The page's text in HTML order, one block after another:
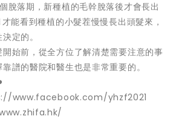
脫落期，新種植的毛幹脫落後才會長出
能看到種植的小髮茬慢慢長出頭髮來，
定的。
始前，從全方位了解清楚需要注意的事
譜的醫院和醫生也是非常重要的。
www.facebook.com/yhzf2021